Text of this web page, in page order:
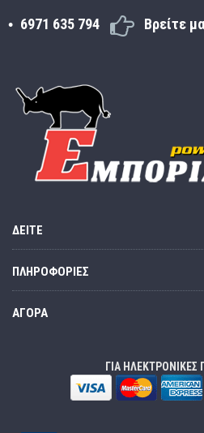
6971 635 794 Βρείτε
ΔΕΊΤΕ
ΠΛΗΡΟΦΟΡΊΕΣ
ΑΓΟΡΆ
ΓΙΑ